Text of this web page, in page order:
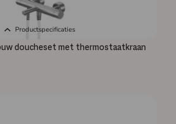
Productspecificaties
doucheset met thermostaatkraan